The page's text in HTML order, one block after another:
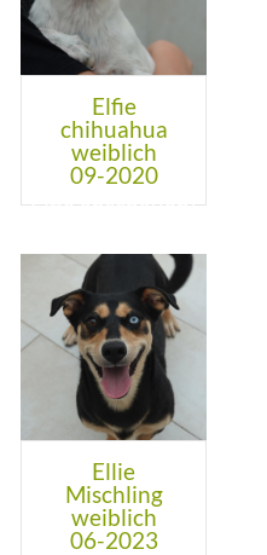
Elfie
chihuahua
weiblich
09-2020
Ellie
Mischling
weiblich
06-2023